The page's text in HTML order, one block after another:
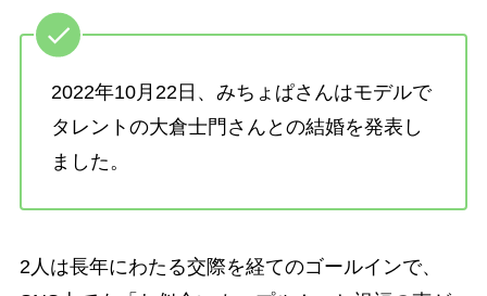
2022年10月22日、みちょぱさんはモデルで
タレントの大倉士門さんとの結婚を発表し
ました。
2人は長年にわたる交際を経てのゴールインで、